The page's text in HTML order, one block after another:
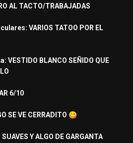
AL TACTO/TRABAJADAS
VARIOS TATOO POR EL
VESTIDO BLANCO SEÑIDO QUE
6/10
SE VE CERRADITO 😋
Y ALGO DE GARGANTA